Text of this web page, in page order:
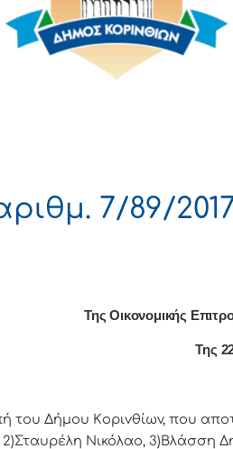
7/89/
Της Οικονομικής
Της
τoυ Δήμoυ Κoριvθίωv, πoυ
Νικόλαο, 3)Βλάσση